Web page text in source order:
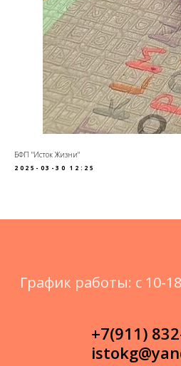
БФП "Исток Жизни"
2025-03-30 12:25
График работы: с 10-
+7(911)